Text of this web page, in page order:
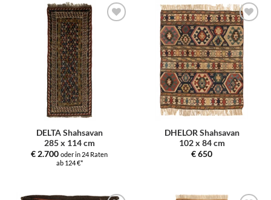
Auswahl
hinzufügen
DELTA Shahsavan
285 x 114 cm
€2.700 oder in 24 Raten
ab 124 €*
Zur
Auswahl
hinzufügen
DHELOR Shahsavan
102 x 84 cm
€650